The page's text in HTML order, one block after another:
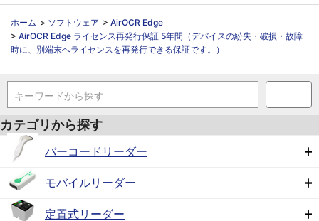
ホーム > ソフトウェア > AirOCR Edge
> AirOCR Edge ライセンス再発行保証 5年間（デバイスの紛失・破損・故障
時に、別端末へライセンスを再発行できる保証です。）
キーワードから探す
カテゴリから探す
バーコードリーダー
モバイルリーダー
定置式リーダー